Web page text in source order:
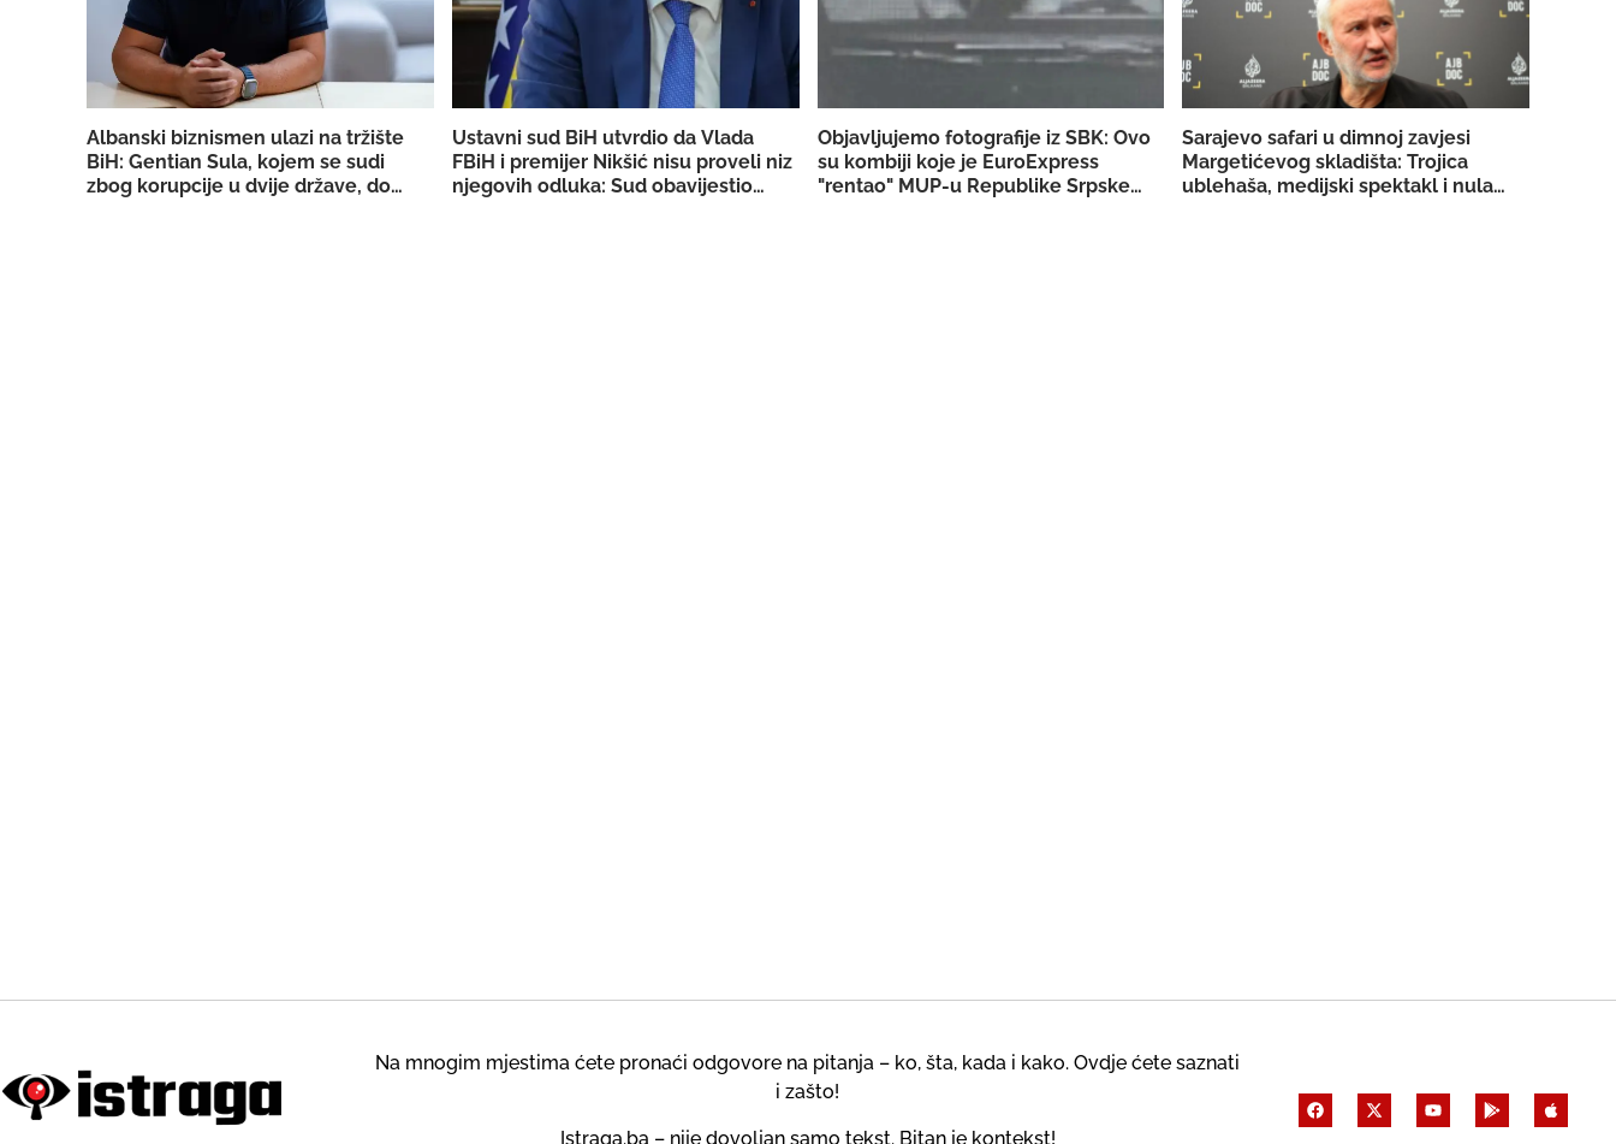
Albanski biznismen ulazi na tržište
BiH: Gentian Sula, kojem se sudi
zbog korupcije u dvije države, dobio
Ustavni sud BiH utvrdio da Vlada
FBiH i premijer Nikšić nisu proveli niz
njegovih odluka: Sud obavijestio
Objavljujemo fotografije iz SBK: Ovo
su kombiji koje je EuroExpress
"rentao" MUP-u Republike Srpske za
Sarajevo safari u dimnoj zavjesi
Margetićevog skladišta: Trojica
ublehaša, medijski spektakl i nula
Na mnogim mjestima ćete pronaći odgovore na pitanja – ko, šta, kada i kako. Ovdje ćete saznati
i zašto!
Istraga.ba – nije dovoljan samo tekst. Bitan je kontekst!